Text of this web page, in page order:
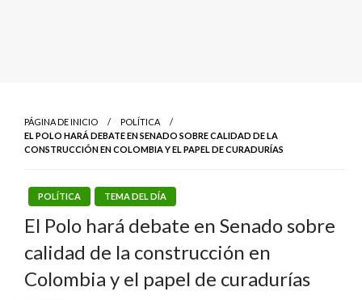
PÁGINA DE INICIO
POLÍTICA
EL POLO HARÁ DEBATE EN SENADO SOBRE CALIDAD DE LA
CONSTRUCCIÓN EN COLOMBIA Y EL PAPEL DE CURADURÍAS
POLÍTICA TEMA DEL DÍA
El Polo hará debate en Senado sobre
calidad de la construcción en
Colombia y el papel de curadurías